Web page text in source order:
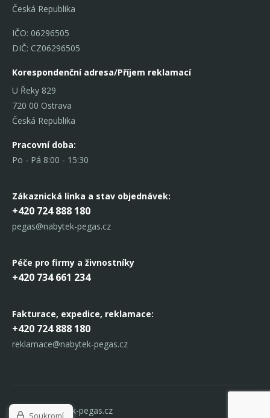
Česká Republika
IČO: 06296505
DIČ: CZ06296505
Korespondenční adresa/Příjem reklamací
U Řeky 829
720 00 Ostrava
Česká Republika
Pracovní doba:
Po - Pá 8:00 - 15:30
Zákaznická linka a stav objednávek:
+420 724 888 180
pegas@nabytek-pegas.cz
Péče pro firmy a živnostníky
+420 734 661 234
Fakturace, expedice, reklamace:
+420 724 888 180
reklamace@nabytek-pegas.cz
© 2017 Nabytek-pegas.cz
Soukromí